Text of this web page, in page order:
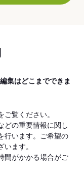
集はどこまでできま
ご覧ください。
どの重要情報に関し
行います。ご希望の
ます。
間がかかる場合がご